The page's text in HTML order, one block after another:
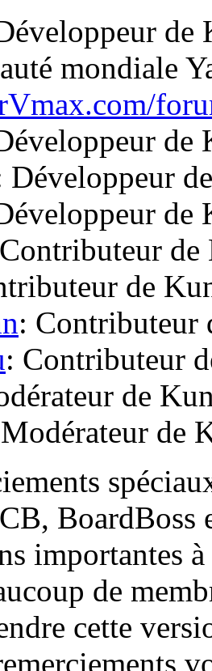
de
mondiale
de
Développeur
de
de
de
: Contributeur
: Contributeur
de
de
importantes
de
cette